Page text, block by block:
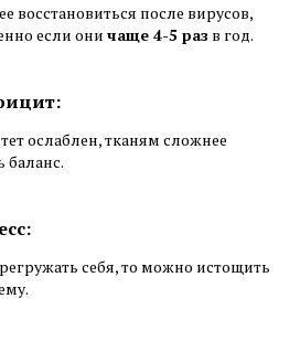
восстановиться после вирусов,
если они чаще 4-5 раз в год.
ослаблен, тканям сложнее
баланс.
себя, то можно истощить